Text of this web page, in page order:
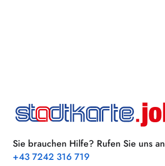
Sie brauchen Hilfe? Rufen Sie uns an
+43 7242 316 719